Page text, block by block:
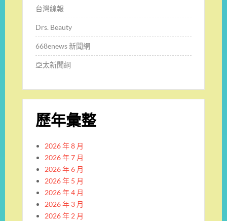
台灣線報
Drs. Beauty
668enews 新聞網
亞太新聞網
歷年彙整
2026 年 8 月
2026 年 7 月
2026 年 6 月
2026 年 5 月
2026 年 4 月
2026 年 3 月
2026 年 2 月